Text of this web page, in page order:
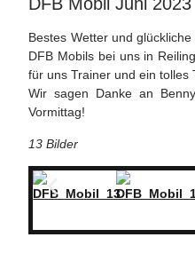
Bestes Wetter und
DFB Mobils bei uns in
für uns Trainer und ein tolles
Wir sagen Danke an
Vormittag!
13 Bilder